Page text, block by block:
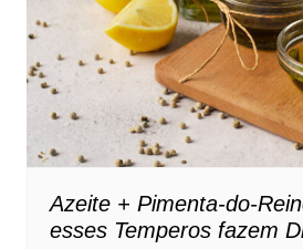
Azeite + Pimenta-do-
esses Temperos fazem